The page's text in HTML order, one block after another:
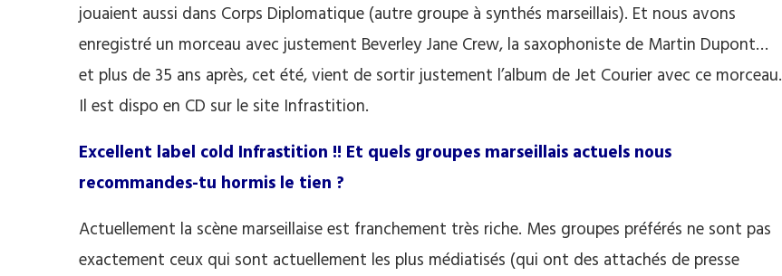
jouaient aussi dans Corps Diplomatique (autre groupe à synthés marseillais). Et nous avons
enregistré un morceau avec justement Beverley Jane Crew, la saxophoniste de Martin Dupont…
et plus de 35 ans après, cet été, vient de sortir justement l’album de Jet Courier avec ce morceau.
Il est dispo en CD sur le site Infrastition.
Excellent label cold Infrastition !! Et quels groupes marseillais actuels nous
recommandes-tu hormis le tien ?
Actuellement la scène marseillaise est franchement très riche. Mes groupes préférés ne sont pas
exactement ceux qui sont actuellement les plus médiatisés (qui ont des attachés de presse